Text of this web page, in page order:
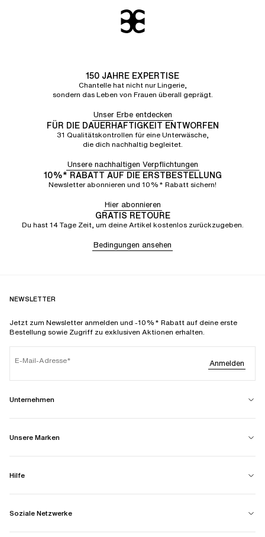
150 JAHRE EXPERTISE
Chantelle hat nicht nur Lingerie,
sondern das Leben von Frauen überall geprägt.
Unser Erbe entdecken
FÜR DIE DAUERHAFTIGKEIT ENTWORFEN
31 Qualitätskontrollen für eine Unterwäsche,
die dich nachhaltig begleitet.
Unsere nachhaltigen Verpflichtungen
10%* RABATT AUF DIE ERSTBESTELLUNG
Newsletter abonnieren und 10%* Rabatt sichern!
Hier abonnieren
GRATIS RETOURE
Du hast 14 Tage Zeit, um deine Artikel kostenlos zurückzugeben.
Bedingungen ansehen
NEWSLETTER
Jetzt zum Newsletter anmelden und -10%* Rabatt auf deine erste
Bestellung sowie Zugriff zu exklusiven Aktionen erhalten.
E-Mail-Adresse Anmelden
Unternehmen
Unsere Marken
Hilfe
Soziale Netzwerke